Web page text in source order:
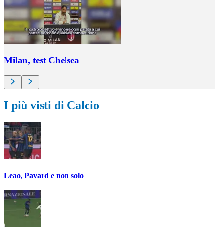
Milan, test Chelsea
I più visti di Calcio
Leao, Pavard e non solo